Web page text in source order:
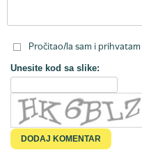
Pročitao/la sam i prihvatam
Unesite kod sa slike: